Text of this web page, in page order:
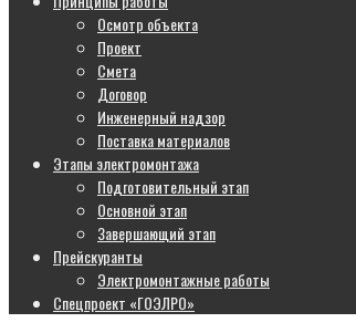
Осмотр объекта
Проект
Смета
Договор
Инженерный надзор
Поставка материалов
Этапы электромонтажа
Подготовительный этап
Основной этап
Завершающий этап
Прейскуранты
Электромонтажные работы
Спецпроект «ГОЭЛРО»